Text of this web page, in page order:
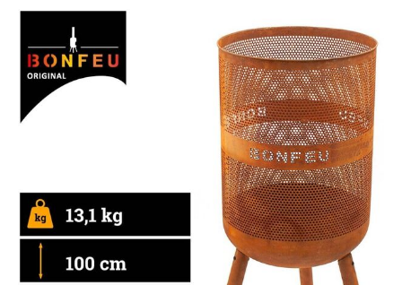
visuel chaleureux grâce
aux petits trous dans
l'acier.